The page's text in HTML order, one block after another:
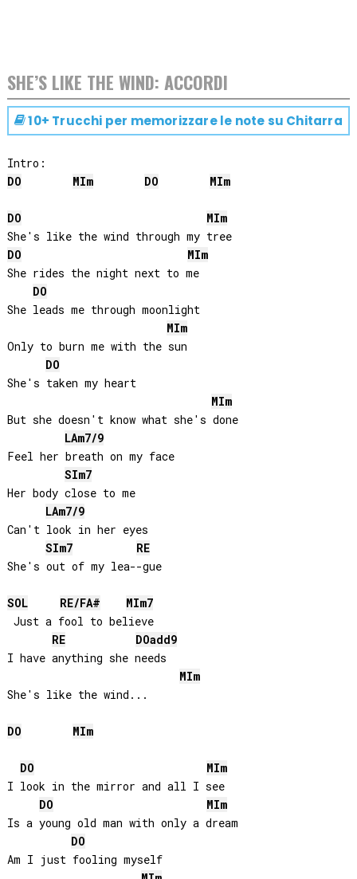
SHE’S LIKE THE WIND: ACCORDI
10+ Trucchi per memorizzare le note su Chitarra
DO
MIm DO MIm
DO MIm
She's like the wind through my tree
DO
MIm
She rides the night next to me
DO
She leads me through moonlight
MIm
Only to burn me with the sun
DO
She's taken my heart
MIm
But she doesn't know what she's done
LAm7/9
Feel her breath on my face
SIm7
Her body close to me
LAm7/9
Can't look in her eyes
SIm7
RE
She's out of my lea--gue
SOL RE/FA# MIm7
Just a fool to believe
RE
DOadd9
I have anything she needs
MIm
She's like the wind...
DO MIm
DO MIm
I look in the mirror and all I see
DO
MIm
Is a young old man with only a dream
DO
Am I just fooling myself